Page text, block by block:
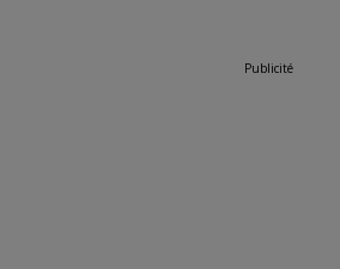
Publicité